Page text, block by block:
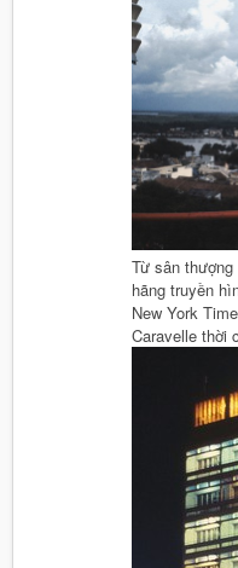
Từ sân
hãng truyền
New York
Caravelle thời